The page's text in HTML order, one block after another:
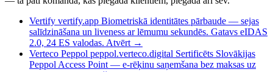
Vertify vertify.app Biometriskā identitātes pārbaude — sejas
salīdzināšana un liveness ar lēmumu sekundēs. Gatavs eIDAS
2.0, 24 ES valodas. Atvērt →
Verteco Peppol peppol.verteco.digital Sertificēts Slovākijas
Peppol Access Point — e-rēķinu saņemšana bez maksas uz